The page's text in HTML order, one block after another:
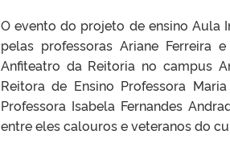
O evento do projeto de ensino Aula
pelas professoras Ariane
Anfiteatro da Reitoria no campus
Reitora de Ensino Professora
Professora Isabela Fernandes
entre eles calouros e veteranos do